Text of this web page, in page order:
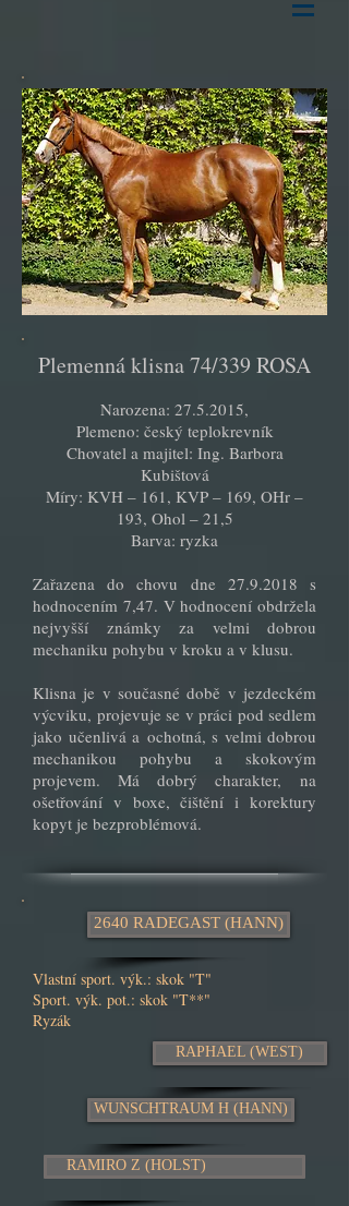
Plemenná klisna 74/339 ROSA
Narozena: 27.5.2015,
Plemeno: český teplokrevník
Chovatel a majitel: Ing. Barbora
Kubištová
Míry: KVH – 161, KVP – 169, OHr –
193, Ohol – 21,5
Barva: ryzka
Zařazena do chovu dne 27.9.2018 s
hodnocením 7,47. V hodnocení obdržela
nejvyšší známky za velmi dobrou
mechaniku pohybu v kroku a v klusu.
Klisna je v současné době v jezdeckém
výcviku, projevuje se v práci pod sedlem
jako učenlivá a ochotná, s velmi dobrou
mechanikou pohybu a skokovým
projevem. Má dobrý charakter, na
ošetřování v boxe, čištění i korektury
kopyt je bezproblémová.
2640 RADEGAST (HANN)
Vlastní sport. výk.: skok "T"
Sport. výk. pot.: skok "T**"
Ryzák
RAPHAEL (WEST)
WUNSCHTRAUM H (HANN)
RAMIRO Z (HOLST)